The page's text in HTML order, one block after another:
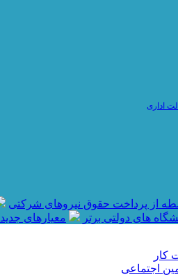
اداری
از پرداخت حقوق نیروهای شرکتی
های دولتی برتر
معیار‌های
کار
اجتماعی